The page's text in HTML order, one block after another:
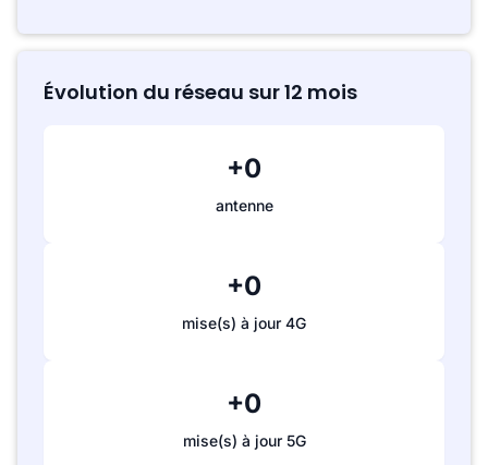
Évolution du réseau sur 12 mois
+0
antenne
+0
mise(s) à jour 4G
+0
mise(s) à jour 5G